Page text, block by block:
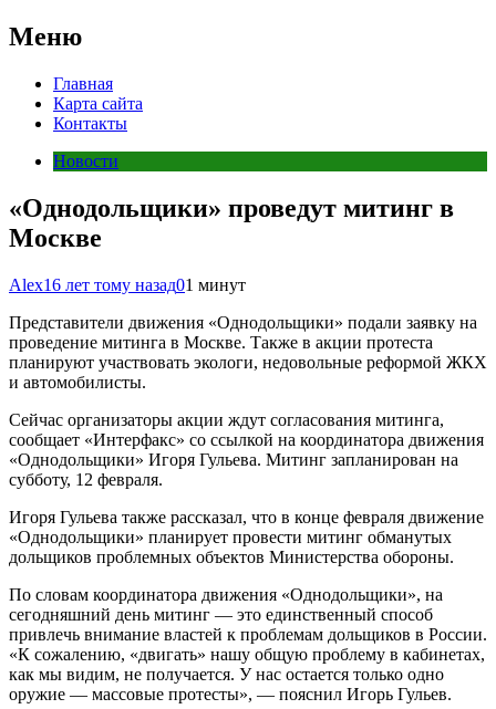
Меню
Главная
Карта сайта
Контакты
Новости
«Однодольщики» проведут митинг в
Москве
Alex16 лет тому назад01 минут
Представители движения «Однодольщики» подали заявку на
проведение митинга в Москве. Также в акции протеста
планируют участвовать экологи, недовольные реформой ЖКХ
и автомобилисты.
Сейчас организаторы акции ждут согласования митинга,
сообщает «Интерфакс» со ссылкой на координатора движения
«Однодольщики» Игоря Гульева. Митинг запланирован на
субботу, 12 февраля.
Игоря Гульева также рассказал, что в конце февраля движение
«Однодольщики» планирует провести митинг обманутых
дольщиков проблемных объектов Министерства обороны.
По словам координатора движения «Однодольщики», на
сегодняшний день митинг — это единственный способ
привлечь внимание властей к проблемам дольщиков в России.
«К сожалению, «двигать» нашу общую проблему в кабинетах,
как мы видим, не получается. У нас остается только одно
оружие — массовые протесты», — пояснил Игорь Гульев.